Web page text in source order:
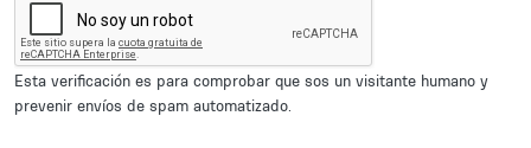
Esta verificación es para comprobar que sos un visitante humano y
prevenir envíos de spam automatizado.